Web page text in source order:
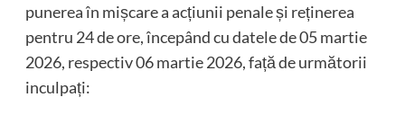
punerea în mișcare a acțiunii penale și reținerea
pentru 24 de ore, începând cu datele de 05 martie
2026, respectiv 06 martie 2026, față de următorii
inculpați: